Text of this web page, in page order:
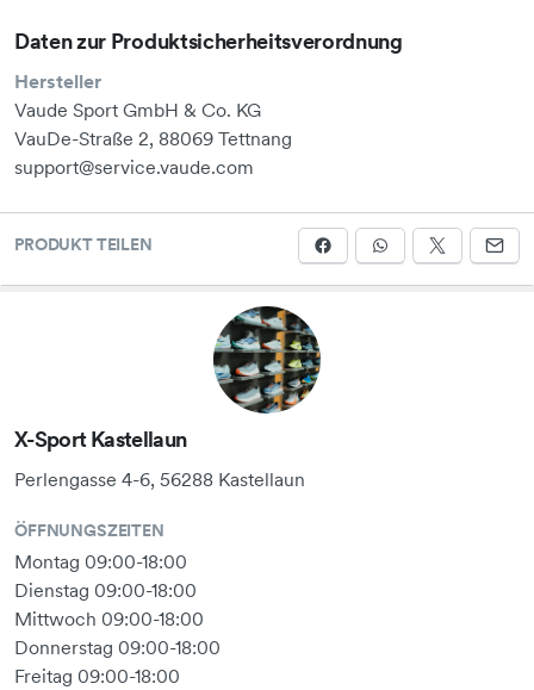
Daten zur Produktsicherheitsverordnung
Hersteller
Vaude Sport GmbH & Co. KG
VauDe-Straße 2, 88069 Tettnang
support@service.vaude.com
PRODUKT TEILEN
X-Sport Kastellaun
Perlengasse 4-6, 56288 Kastellaun
ÖFFNUNGSZEITEN
Montag 09:00-18:00
Dienstag 09:00-18:00
Mittwoch 09:00-18:00
Donnerstag 09:00-18:00
Freitag 09:00-18:00